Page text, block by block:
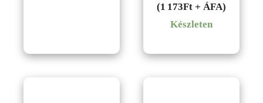
(1 173Ft + ÁFA)
Készleten